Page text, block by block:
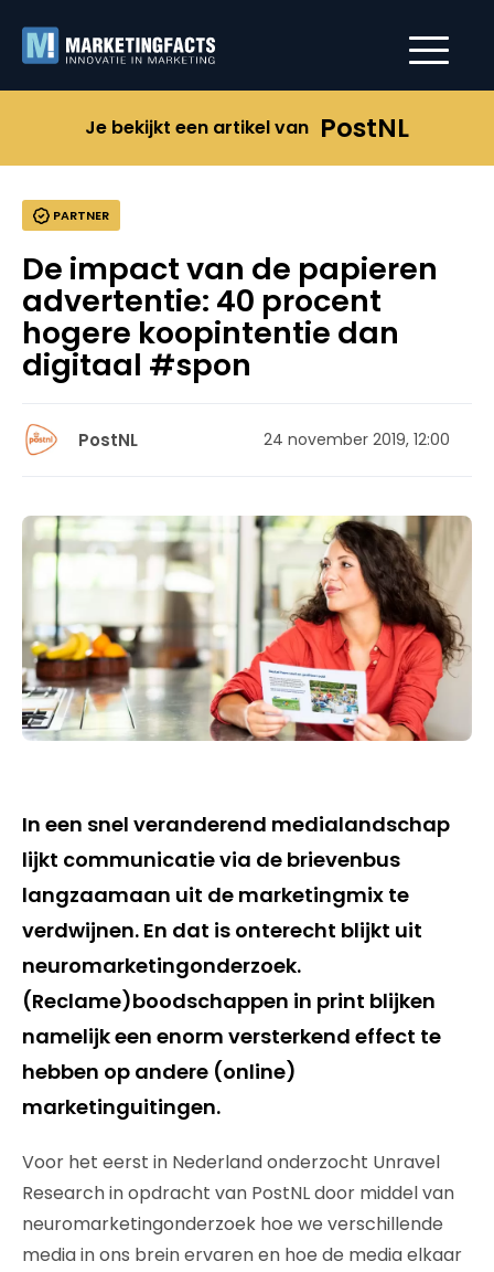
Je bekijkt een artikel van PostNL
PARTNER
De impact van de papieren
advertentie: 40 procent
hogere koopintentie dan
digitaal #spon
PostNL 24 november 2019, 12:00
In een snel veranderend medialandschap
lijkt communicatie via de brievenbus
langzaamaan uit de marketingmix te
verdwijnen. En dat is onterecht blijkt uit
neuromarketingonderzoek.
(Reclame)boodschappen in print blijken
namelijk een enorm versterkend effect te
hebben op andere (online)
marketinguitingen.
Voor het eerst in Nederland onderzocht Unravel
Research in opdracht van PostNL door middel van
neuromarketingonderzoek hoe we verschillende
media in ons brein ervaren en hoe de media elkaar